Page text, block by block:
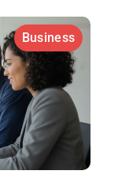
Business